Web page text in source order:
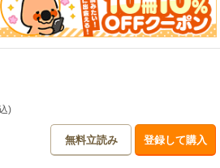
)
無料立読み 登録して購入